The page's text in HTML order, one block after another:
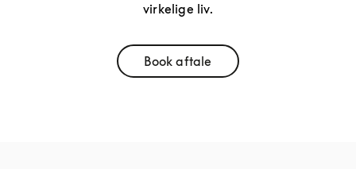
virkelige liv.
Book aftaleLink Opens in New Tab